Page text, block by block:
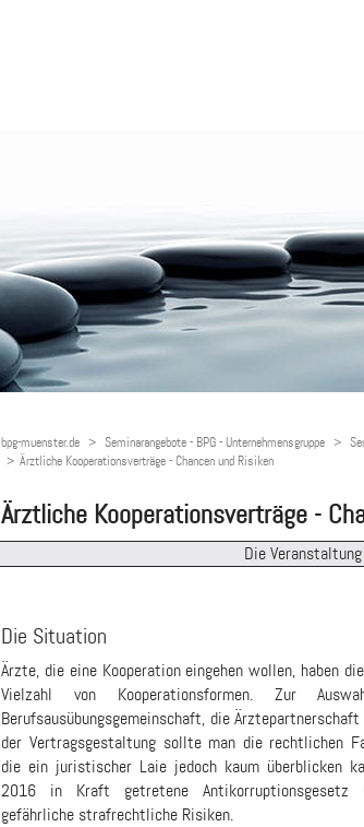
bpg-muenster.de Seminarangebote - BPG - Unternehmensgruppe
Ärztliche Kooperationsverträge - Chancen und Risiken
Ärztliche Kooperationsverträge -
Die
Die Situation
Ärzte, die eine Kooperation eingehen wollen, haben
Vielzahl von Kooperationsformen. Zur
Berufsausübungsgemeinschaft, die Ärztepartnerschaft
der Vertragsgestaltung sollte man die rechtlichen
die ein juristischer Laie jedoch kaum überblicken
2016 in Kraft getretene Antikorruptionsgesetz
gefährliche strafrechtliche Risiken.